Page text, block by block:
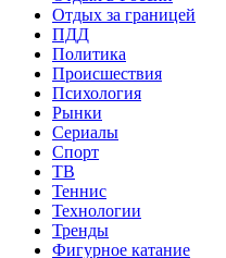
Отдых за границей
ПДД
Политика
Происшествия
Психология
Рынки
Сериалы
Спорт
ТВ
Теннис
Технологии
Тренды
Фигурное катание